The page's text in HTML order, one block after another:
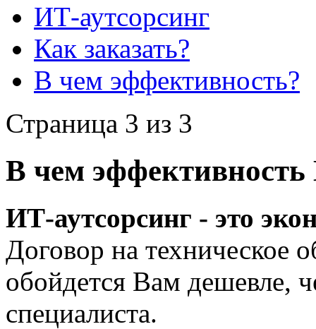
ИТ-аутсорсинг
Как заказать?
В чем эффективность?
Страница 3 из 3
В чем эффективность
ИТ-аутсорсинг - это
Договор на техническое
обойдется Вам дешевле,
специалиста.